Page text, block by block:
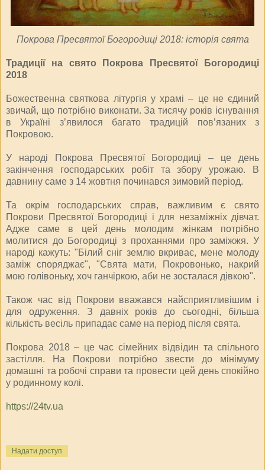
Покрова Пресвятої Богородиці 2018: історія свята
Традиції на свято Покрова Пресвятої Богородиці
2018
Божественна святкова літургія у храмі – це не єдиний
звичай, що потрібно виконати. За тисячу років існування
в Україні з’явилося багато традицій пов’язаних з
Покровою.
У народі Покрова Пресвятої Богородиці – це день
закінчення господарських робіт та збору урожаю. В
давнину саме з 14 жовтня починався зимовий період.
Та окрім господарських справ, важливим є свято
Покрови Пресвятої Богородиці і для незаміжніх дівчат.
Адже саме в цей день молодим жінкам потрібно
молитися до Богородиці з проханнями про заміжжя. У
народі кажуть: "Білий сніг землю вкриває, мене молоду
заміж споряджає", "Свята мати, Покровонько, накрий
мою голівоньку, хоч ганчіркою, аби не зосталася дівкою".
Також час від Покрови вважався найсприятливішим і
для одруження. З давніх років до сьогодні, більша
кількість весіль припадає саме на період після свята.
Покрова 2018 – це час сімейних відвідин та спільного
застілля. На Покрови потрібно звести до мінімуму
домашні та робочі справи та провести цей день спокійно
у родинному колі.
https://24tv.ua
Надати доступ